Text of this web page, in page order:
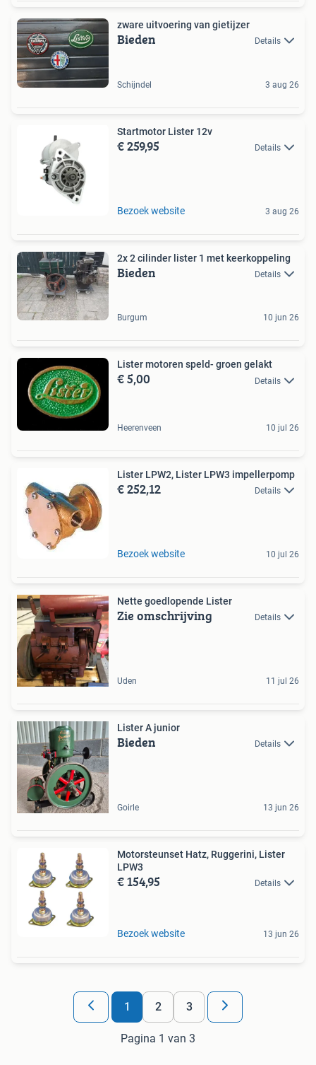
zware uitvoering van gietijzer
Bieden Details
Schijndel 3 aug 26
Startmotor Lister 12v
€ 259,95 Details
Bezoek website 3 aug 26
2x 2 cilinder lister 1 met keerkoppeling
Bieden Details
Burgum 10 jun 26
Lister motoren speld- groen gelakt
€ 5,00 Details
Heerenveen 10 jul 26
Lister LPW2, Lister LPW3 impellerpomp
€ 252,12 Details
Bezoek website 10 jul 26
Nette goedlopende Lister
Zie omschrijving Details
Uden 11 jul 26
Lister A junior
Bieden Details
Goirle 13 jun 26
Motorsteunset Hatz, Ruggerini, Lister
LPW3
€ 154,95 Details
Bezoek website 13 jun 26
1 2 3
Pagina 1 van 3